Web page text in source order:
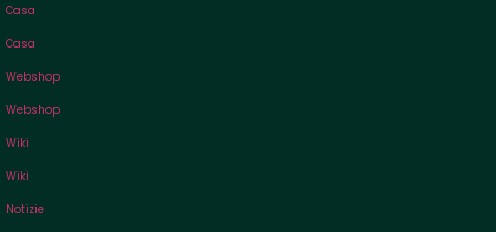
Casa
Casa
Webshop
Webshop
Wiki
Wiki
Notizie